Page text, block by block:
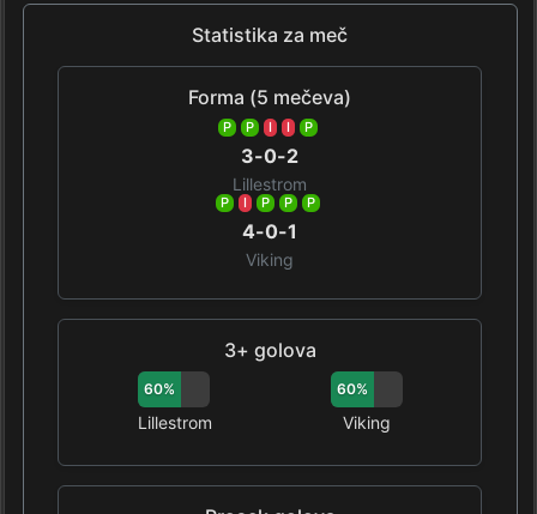
Statistika za meč
Forma (5 mečeva)
P P I I P
3-0-2
Lillestrom
P I P P P
4-0-1
Viking
3+ golova
60%
Lillestrom
60%
Viking